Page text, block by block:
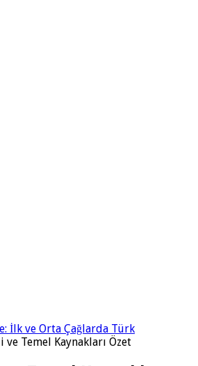
İlk ve Orta Çağlarda Türk
ve Temel Kaynakları Özet